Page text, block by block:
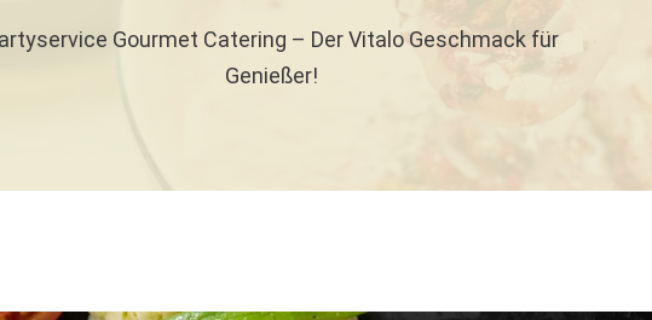
Gourmet Catering – Der Vitalo Geschmack für
Genießer!